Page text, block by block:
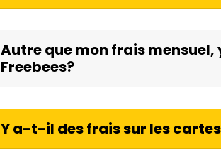
Autre que mon frais
Freebees?
Y a-t-il des frais sur les